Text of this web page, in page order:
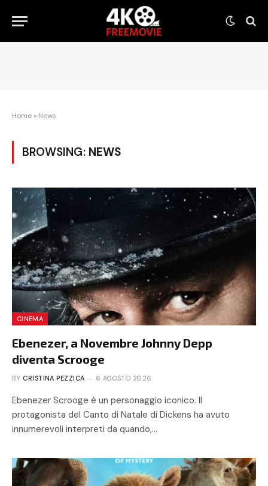
Home » News
BROWSING: NEWS
CINEMA
Ebenezer, a Novembre Johnny Depp
diventa Scrooge
BY CRISTINA PEZZICA 6 AGOSTO 2026
Ebenezer Scrooge è un personaggio iconico. Il
protagonista del Canto di Natale di Dickens ha avuto
innumerevoli interpreti da quando,…